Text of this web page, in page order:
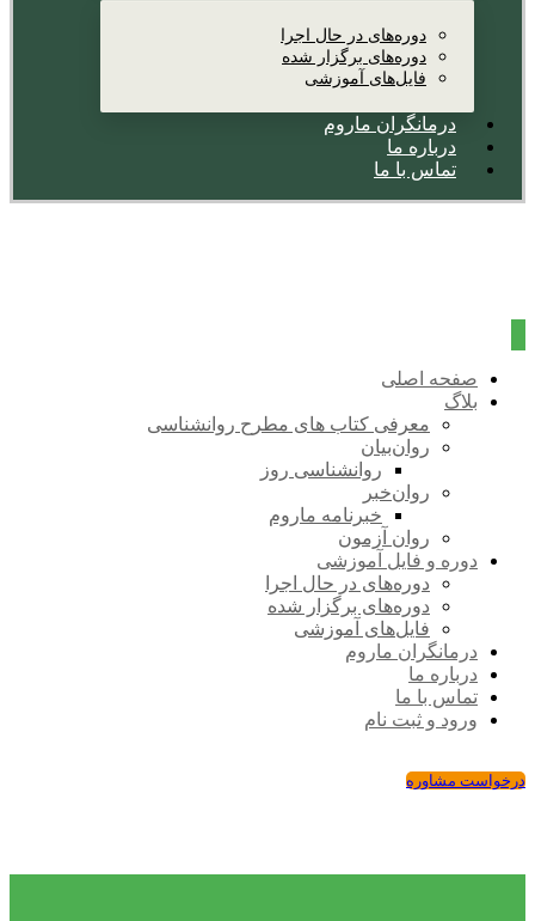
دوره‌های در حال اجرا
دوره‌های برگزار شده
فایل‌های آموزشی
درمانگران ماروم
درباره ما
تماس با ما
صفحه اصلی
بلاگ
معرفی کتاب های مطرح روانشناسی
روان‌بیان
روانشناسی روز
روان‌خبر
خبرنامه ماروم
روان آزمون
دوره و فایل آموزشی
دوره‌های در حال اجرا
دوره‌های برگزار شده
فایل‌های آموزشی
درمانگران ماروم
درباره ما
تماس با ما
ورود و ثبت نام
درخواست مشاوره